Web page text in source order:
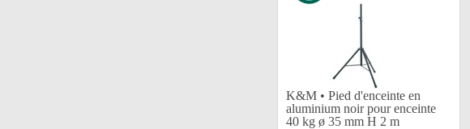
K&M • Pied d'enceinte en
aluminium noir pour enceinte
40 kg ø 35 mm H 2 m